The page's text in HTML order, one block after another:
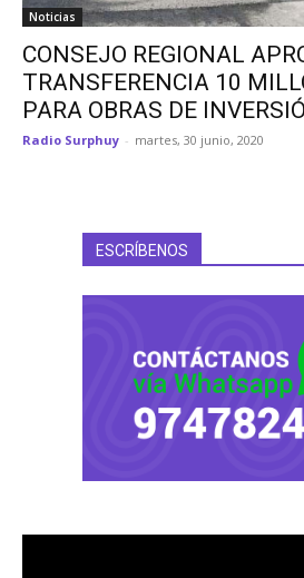
Noticias
CONSEJO REGIONAL
TRANSFERENCIA 10
PARA OBRAS DE
Radio Surphuy - martes, 30 junio, 2020
ESCRÍBENOS